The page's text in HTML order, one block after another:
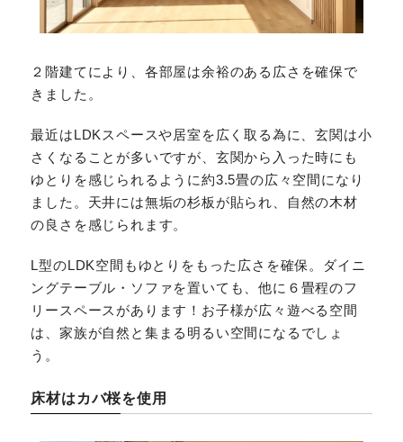
２階建てにより、各部屋は余裕のある広さを確保で
きました。
最近はLDKスペースや居室を広く取る為に、玄関は小
さくなることが多いですが、玄関から入った時にも
ゆとりを感じられるように約3.5畳の広々空間になり
ました。天井には無垢の杉板が貼られ、自然の木材
の良さを感じられます。
L型のLDK空間もゆとりをもった広さを確保。ダイニ
ングテーブル・ソファを置いても、他に６畳程のフ
リースペースがあります！お子様が広々遊べる空間
は、家族が自然と集まる明るい空間になるでしょ
う。
床材はカバ桜を使用